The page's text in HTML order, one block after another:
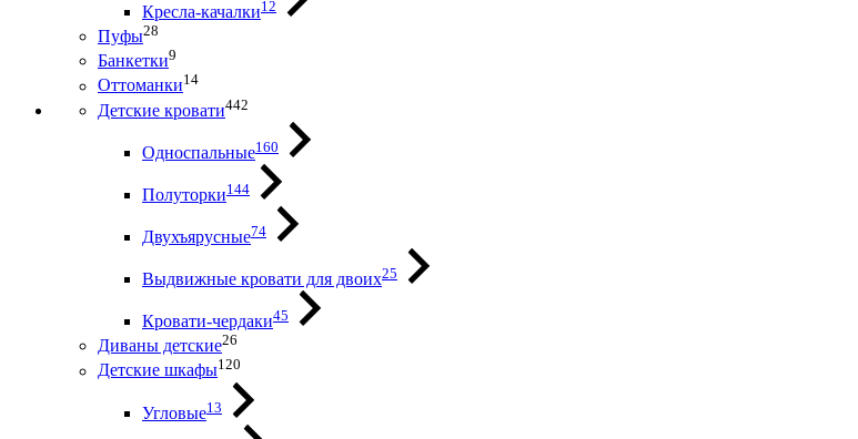
Кресла-качалки12
Пуфы28
Банкетки9
Оттоманки14
Детские кровати442
Односпальные160
Полуторки144
Двухъярусные74
Выдвижные кровати для двоих25
Кровати-чердаки45
Диваны детские26
Детские шкафы120
Угловые13